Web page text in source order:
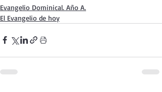
Evangelio Dominical. Año A.
El Evangelio de hoy